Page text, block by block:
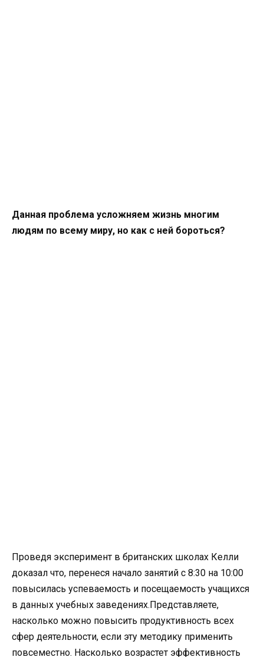
Данная проблема усложняем жизнь многим
людям по всему миру, но как с ней бороться?
Проведя эксперимент в британских школах Келли
доказал что, перенеся начало занятий с 8:30 на 10:00
повысилась успеваемость и посещаемость учащихся
в данных учебных заведениях.Представляете,
насколько можно повысить продуктивность всех
сфер деятельности, если эту методику применить
повсеместно. Насколько возрастет эффективность